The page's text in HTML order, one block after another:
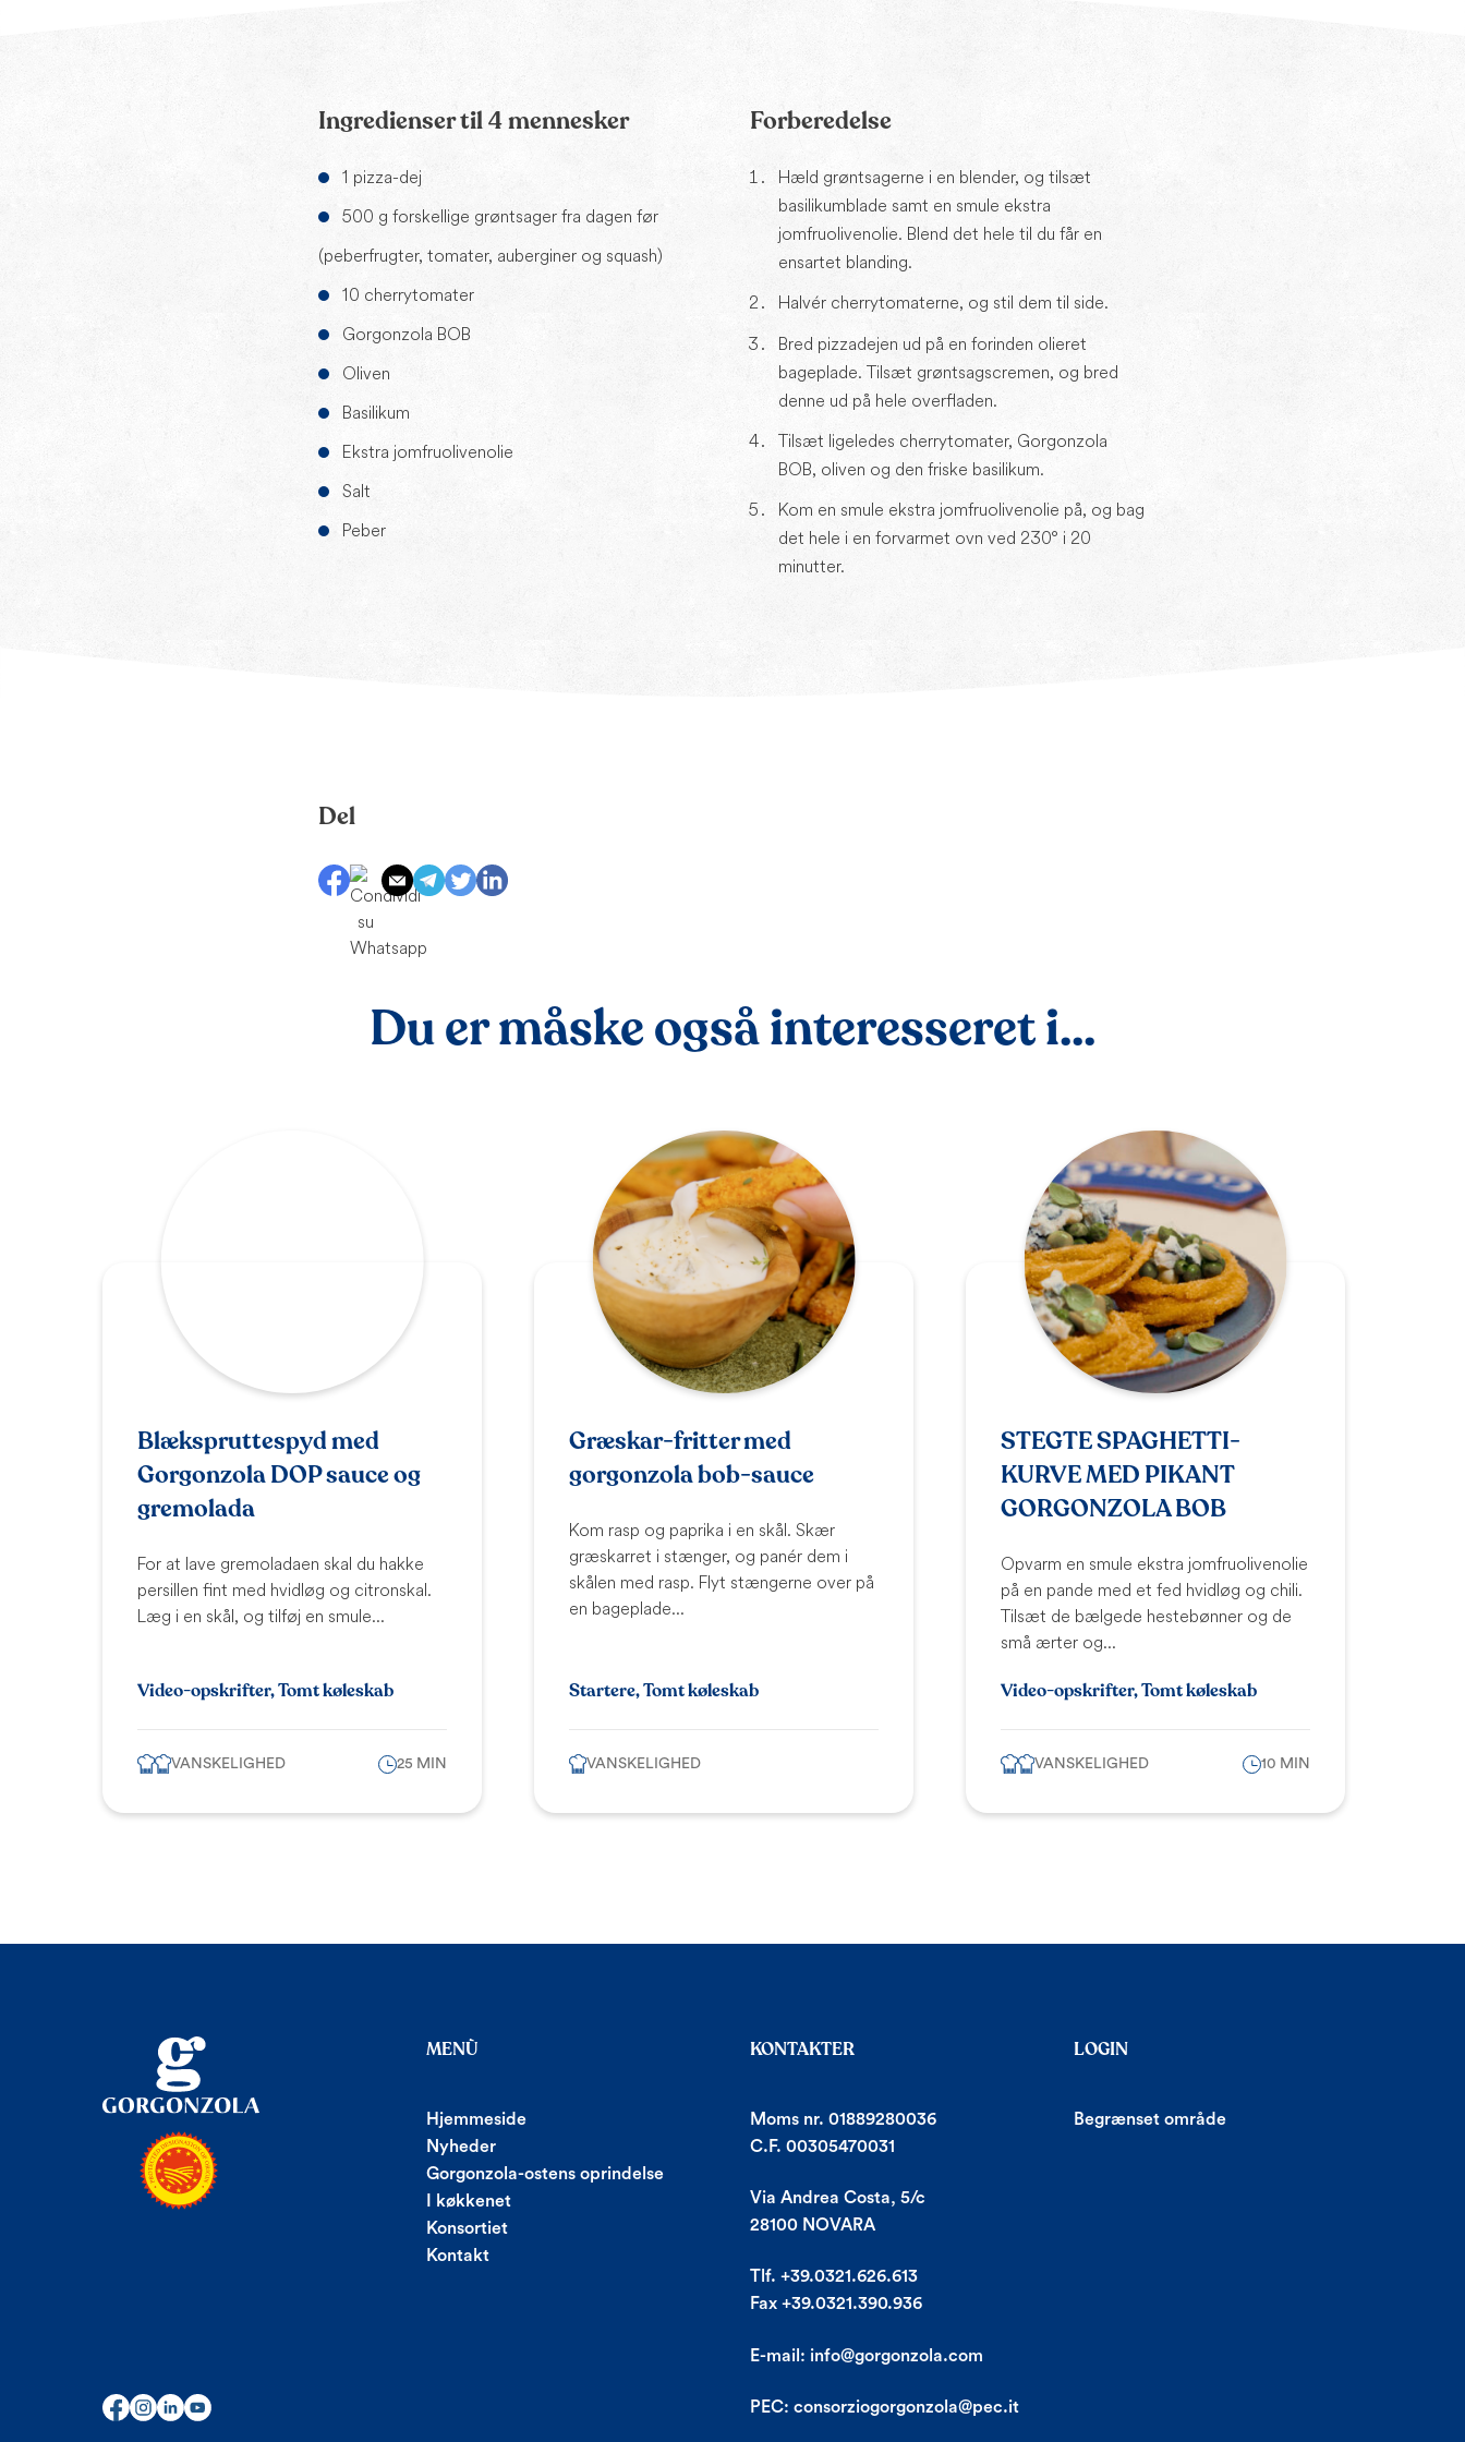
Ingredienser til 4 mennesker
1 pizza-dej
500 g forskellige grøntsager fra dagen før
(peberfrugter, tomater, auberginer og squash)
10 cherrytomater
Gorgonzola BOB
Oliven
Basilikum
Ekstra jomfruolivenolie
Salt
Peber
Forberedelse
Hæld grøntsagerne i en blender, og tilsæt
basilikumblade samt en smule ekstra
jomfruolivenolie. Blend det hele til du får en
ensartet blanding.
Halvér cherrytomaterne, og stil dem til side.
Bred pizzadejen ud på en forinden olieret
bageplade. Tilsæt grøntsagscremen, og bred
denne ud på hele overfladen.
Tilsæt ligeledes cherrytomater, Gorgonzola
BOB, oliven og den friske basilikum.
Kom en smule ekstra jomfruolivenolie på, og bag
det hele i en forvarmet ovn ved 230° i 20
minutter.
Del
Du er måske også interesseret i...
Blækspruttespyd med
Gorgonzola DOP sauce og
gremolada
For at lave gremoladaen skal du hakke
persillen fint med hvidløg og citronskal.
Læg i en skål, og tilføj en smule...
Video-opskrifter, Tomt køleskab
VANSKELIGHED 25 MIN
Græskar-fritter med
gorgonzola bob-sauce
Kom rasp og paprika i en skål. Skær
græskarret i stænger, og panér dem i
skålen med rasp. Flyt stængerne over på
en bageplade...
Startere, Tomt køleskab
VANSKELIGHED
STEGTE SPAGHETTI-
KURVE MED PIKANT
GORGONZOLA BOB
Opvarm en smule ekstra jomfruolivenolie
på en pande med et fed hvidløg og chili.
Tilsæt de bælgede hestebønner og de
små ærter og...
Video-opskrifter, Tomt køleskab
VANSKELIGHED 10 MIN
MENÙ
Hjemmeside
Nyheder
Gorgonzola-ostens oprindelse
I køkkenet
Konsortiet
Kontakt
KONTAKTER
Moms nr. 01889280036
C.F. 00305470031
Via Andrea Costa, 5/c
28100 NOVARA
Tlf. +39.0321.626.613
Fax +39.0321.390.936
E-mail: info@gorgonzola.com
PEC: consorziogorgonzola@pec.it
LOGIN
Begrænset område